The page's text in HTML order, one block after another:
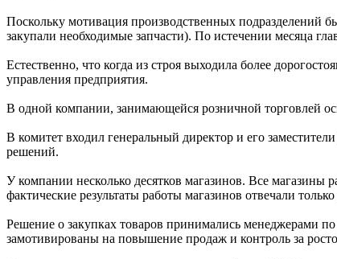
Поскольку мотивация производственных подразделений
закупали необходимые запчасти). По истечении месяца
Естественно, что когда из строя выходила более
управления предприятия.
В одной компании, занимающейся розничной торговлей
В комитет входил генеральный директор и его
решений.
У компании несколько десятков магазинов. Все
фактические результаты работы магазинов отвечали
Решение о закупках товаров принимались менеджерами
замотивированы на повышение продаж и контроль за